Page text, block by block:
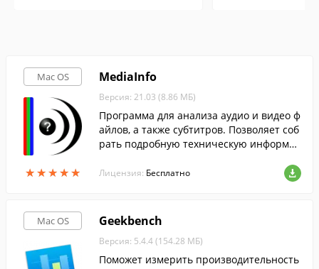
Mac OS
★★★★★
★★★★★
MediaInfo
Версия: 21.03 (8.86 МБ)
Программа для анализа аудио и видео ф
айлов, а также субтитров. Позволяет соб
рать подробную техническую информац
Лицензия: Бесплатно
Mac OS Geekbench
Версия: 5.4.4 (154.28 МБ)
Поможет измерить производительность